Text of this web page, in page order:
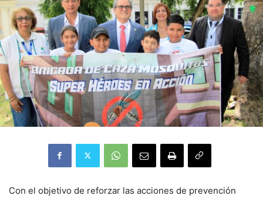
Con el objetivo de reforzar las acciones de prevención